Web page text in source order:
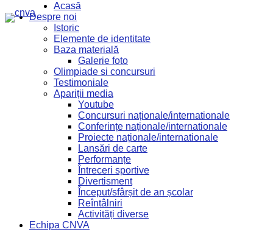
Acasă
Despre noi
Istoric
Elemente de identitate
Baza materială
Galerie foto
Olimpiade si concursuri
Testimoniale
Apariții media
Youtube
Concursuri naționale/internationale
Conferințe naționale/internationale
Proiecte naționale/internationale
Lansări de carte
Performanțe
Întreceri sportive
Divertisment
Început/sfârșit de an școlar
Reîntâlniri
Activități diverse
Echipa CNVA